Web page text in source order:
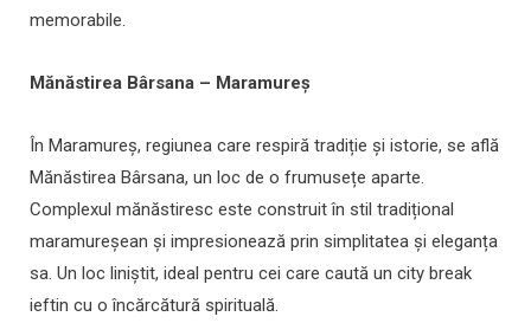
memorabile.
Mănăstirea Bârsana – Maramureș
În Maramureș, regiunea care respiră tradiție și istorie, se află
Mănăstirea Bârsana, un loc de o frumusețe aparte.
Complexul mănăstiresc este construit în stil tradițional
maramureșean și impresionează prin simplitatea și eleganța
sa. Un loc liniștit, ideal pentru cei care caută un city break
ieftin cu o încărcătură spirituală.